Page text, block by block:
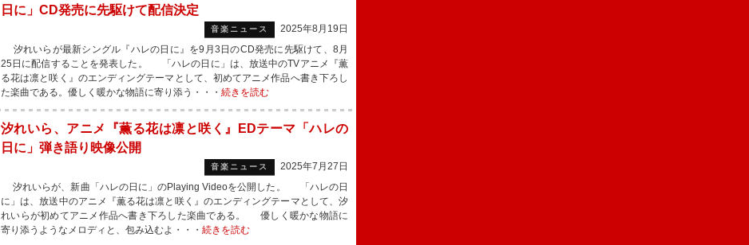
日に」CD発売に先駆けて配信決定
音楽ニュース
2025年8月19日
汐れいらが最新シングル『ハレの日に』を9月3日のCD発売に先駆けて、8月
25日に配信することを発表した。 「ハレの日に」は、放送中のTVアニメ『薫
る花は凛と咲く』のエンディングテーマとして、初めてアニメ作品へ書き下ろし
た楽曲である。優しく暖かな物語に寄り添う・・・ 続きを読む
汐れいら、アニメ『薫る花は凛と咲く』EDテーマ「ハレの
日に」弾き語り映像公開
音楽ニュース
2025年7月27日
汐れいらが、新曲「ハレの日に」のPlaying Videoを公開した。 「ハレの日
に」は、放送中のアニメ『薫る花は凛と咲く』のエンディングテーマとして、汐
れいらが初めてアニメ作品へ書き下ろした楽曲である。 優しく暖かな物語に
寄り添うようなメロディと、包み込むよ・・・ 続きを読む